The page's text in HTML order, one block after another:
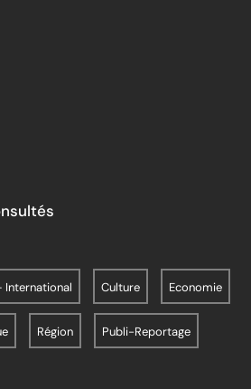
International Culture Economie
Région Publi-Reportage